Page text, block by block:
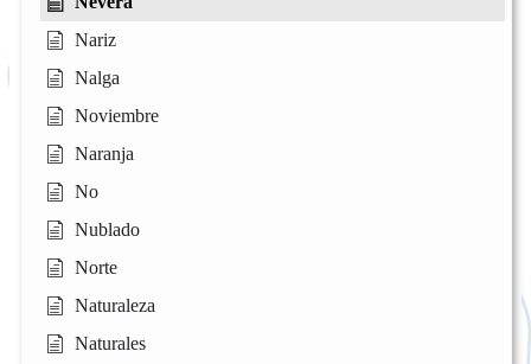
Nariz
Nalga
Noviembre
Naranja
No
Nublado
Norte
Naturaleza
Naturales